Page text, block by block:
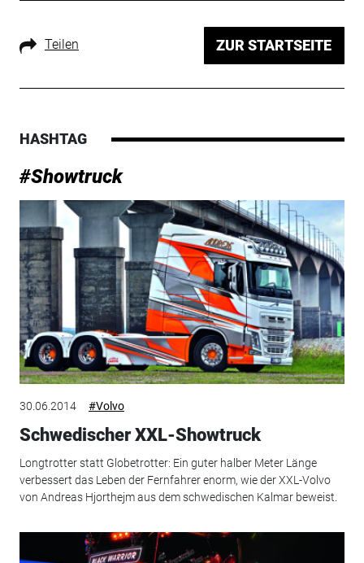
Teilen ZUR STARTSEITE
HASHTAG
#Showtruck
30.06.2014 #Volvo
Schwedischer XXL-Showtruck
Longtrotter statt Globetrotter: Ein guter halber Meter Länge
verbessert das Leben der Fernfahrer enorm, wie der XXL-Volvo
von Andreas Hjorthejm aus dem schwedischen Kalmar beweist.